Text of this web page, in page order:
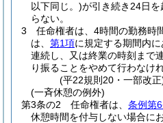
以下同じ。)が引き続き24日
らない。
3
任命権者は、4時間の勤務時
は、 第1項に規定する期間内
連続し、又は終業の時刻まで
り振ることをやめて行わなけ
(平22規則20・一部改正
(一斉休憩の例外)
第3条の2
任命権者は、 条例第
休憩時間を付与しない場合に